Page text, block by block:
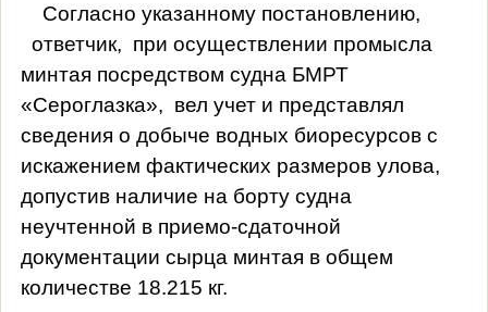
Согласно указанному постановлению,
ответчик, при осуществлении промысла
минтая посредством судна БМРТ
«Сероглазка», вел учет и представлял
сведения о добыче водных биоресурсов с
искажением фактических размеров улова,
допустив наличие на борту судна
неучтенной в приемо-сдаточной
документации сырца минтая в общем
количестве 18.215 кг.